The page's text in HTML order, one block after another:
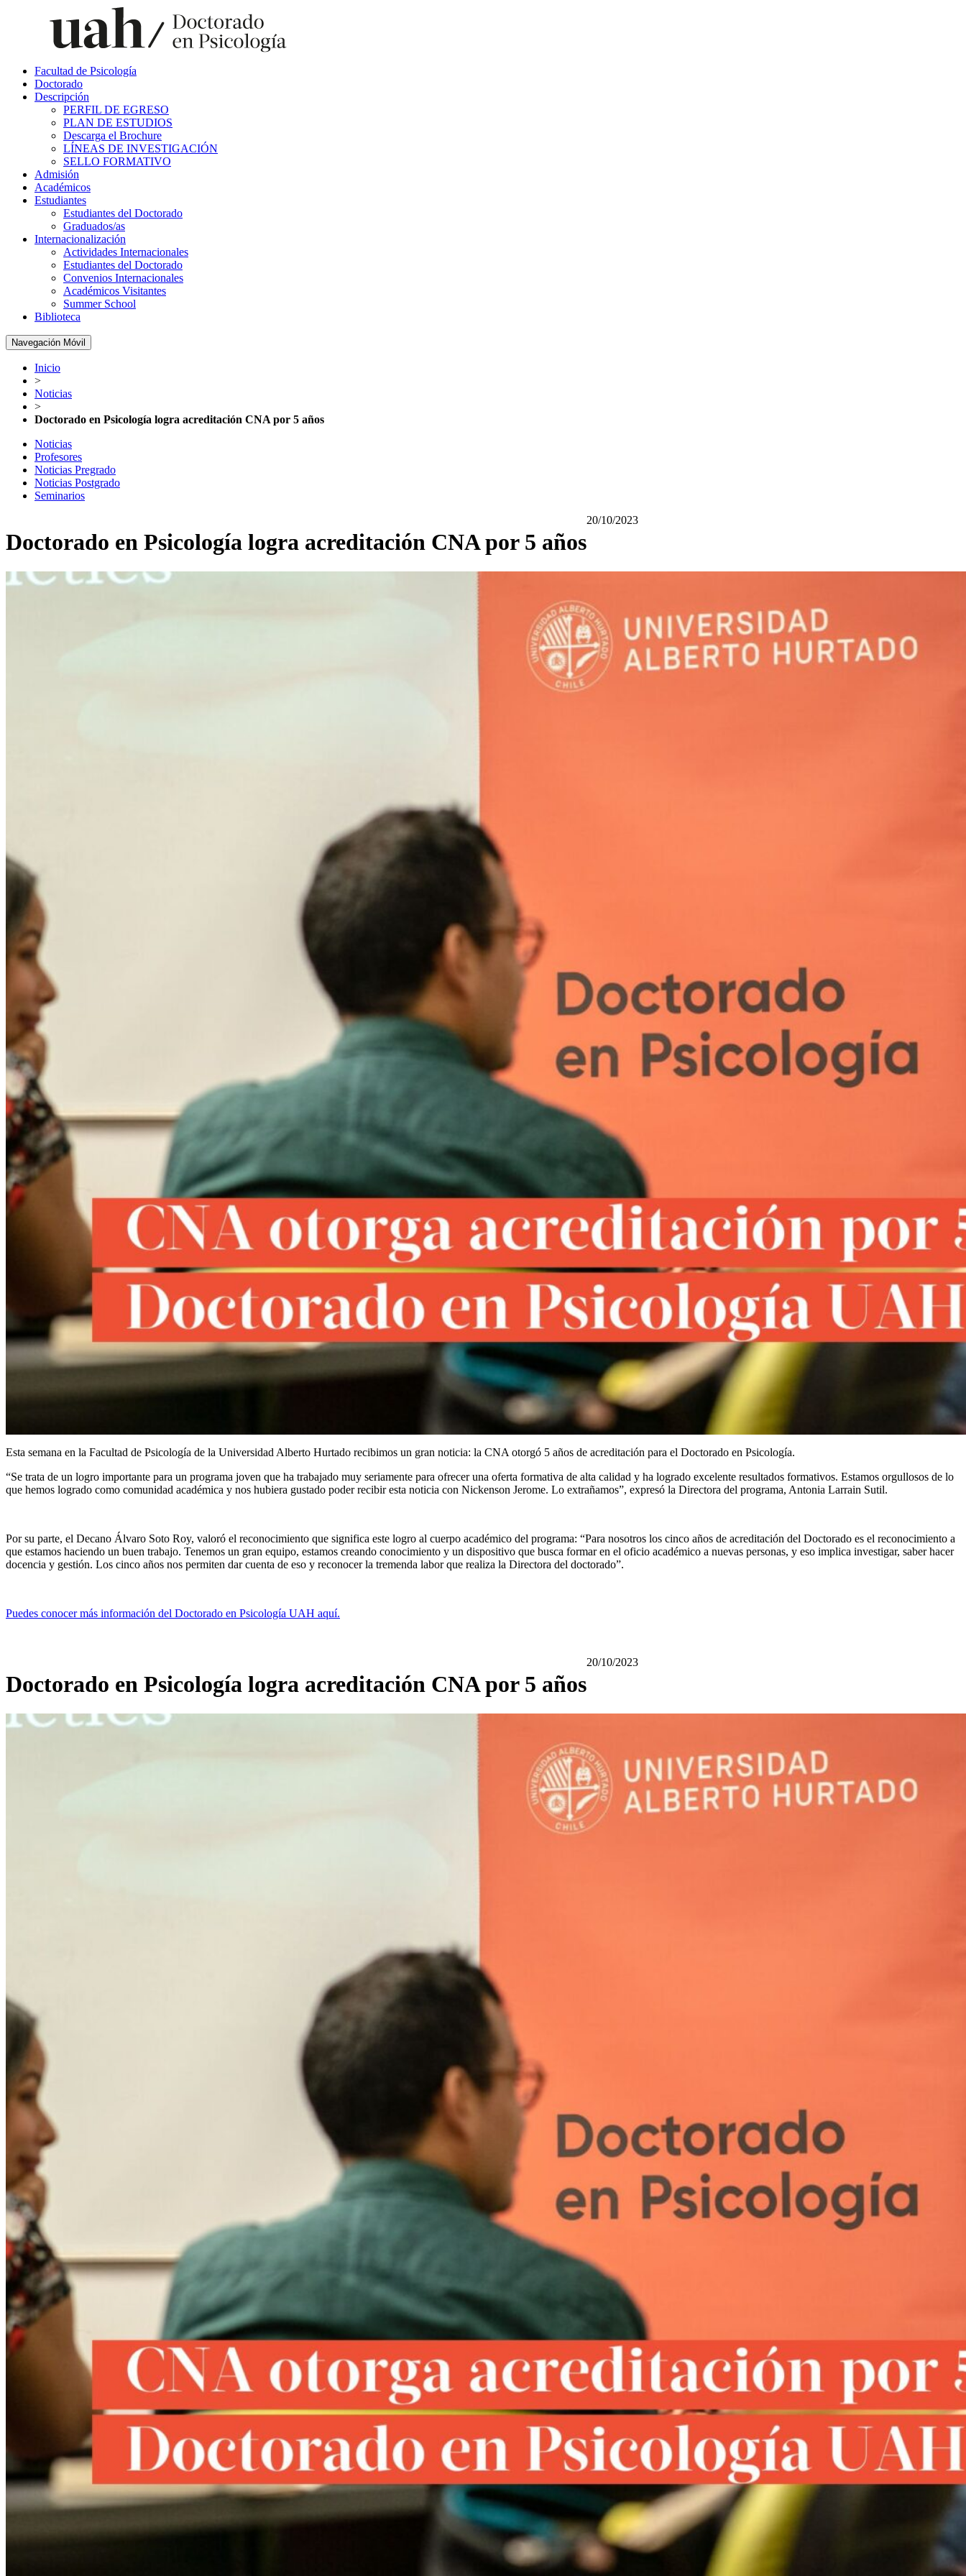
Facultad de Psicología
Doctorado
Descripción
PERFIL DE EGRESO
PLAN DE ESTUDIOS
Descarga el Brochure
LÍNEAS DE INVESTIGACIÓN
SELLO FORMATIVO
Admisión
Académicos
Estudiantes
Estudiantes del Doctorado
Graduados/as
Internacionalización
Actividades Internacionales
Estudiantes del Doctorado
Convenios Internacionales
Académicos Visitantes
Summer School
Biblioteca
Navegación Móvil
Inicio
>
Noticias
>
Doctorado en Psicología logra acreditación CNA por 5 años
Noticias
Profesores
Noticias Pregrado
Noticias Postgrado
Seminarios
Doctorado en Psicología logra acreditación CNA por 5 años
20/10/2023
Esta semana en la Facultad de Psicología de la Universidad Alberto Hurtado recibimos un gran noticia: la CNA otorgó 5 años de acreditación para el Doctorado en Psicología.
“Se trata de un logro importante para un programa joven que ha trabajado muy seriamente para ofrecer una oferta formativa de alta calidad y ha logrado excelente resultados formativos. Estamos orgullosos de lo
que hemos logrado como comunidad académica y nos hubiera gustado poder recibir esta noticia con Nickenson Jerome. Lo extrañamos”, expresó la Directora del programa, Antonia Larrain Sutil.
Por su parte, el Decano Álvaro Soto Roy, valoró el reconocimiento que significa este logro al cuerpo académico del programa: “Para nosotros los cinco años de acreditación del Doctorado es el reconocimiento a
que estamos haciendo un buen trabajo. Tenemos un gran equipo, estamos creando conocimiento y un dispositivo que busca formar en el oficio académico a nuevas personas, y eso implica investigar, saber hacer
docencia y gestión. Los cinco años nos permiten dar cuenta de eso y reconocer la tremenda labor que realiza la Directora del doctorado”.
Puedes conocer más información del Doctorado en Psicología UAH aquí.
Doctorado en Psicología logra acreditación CNA por 5 años
20/10/2023